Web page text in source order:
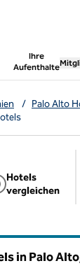
Ihre
Aufenthalte
,
/ Palo Alto
Hotels
vergleichen
in Palo